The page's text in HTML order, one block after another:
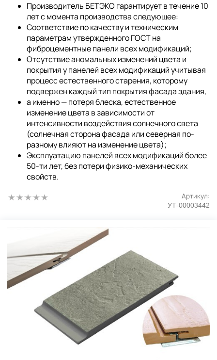
Производитель БЕТЭКО гарантирует в течение 10
лет с момента производства следующее:
Соответствие по качеству и техническим
параметрам утвержденного ГОСТ на
фиброцементные панели всех модификаций;
Отсутствие аномальных изменений цвета и
покрытия у панелей всех модификаций учитывая
процесс естественного старения, которому
подвержен каждый тип покрытия фасада здания,
а именно — потеря блеска, естественное
изменение цвета в зависимости от
интенсивности воздействия солнечного света
(солнечная сторона фасада или северная по-
разному влияют на изменение цвета);
Эксплуатацию панелей всех модификаций более
50-ти лет, без потери физико-механических
свойств.
Артикул:
УТ-00003442